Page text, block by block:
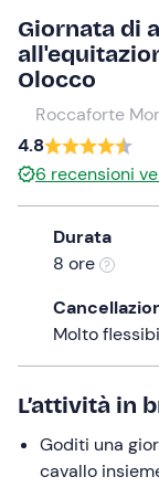
and
select
a
Press
the
question
mark
keyboard
shortcuts
for
changing
dates.
Giornata di
Olocco
Roccaforte
4.8
6 recensioni
Durata
8 ore
Molto
L’attività in
Goditi una
cavallo